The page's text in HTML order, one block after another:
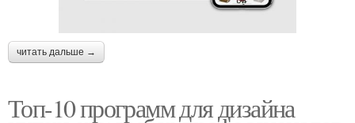
читать дальше →
Топ-10 программ для дизайна